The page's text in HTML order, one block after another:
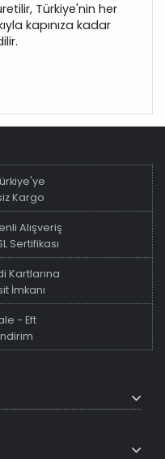
Türkiye'nin her
kapınıza kadar
Kargo
Alışveriş
Sertifikası
Kartlarına
İmkanı
- Eft
en üst seviyede